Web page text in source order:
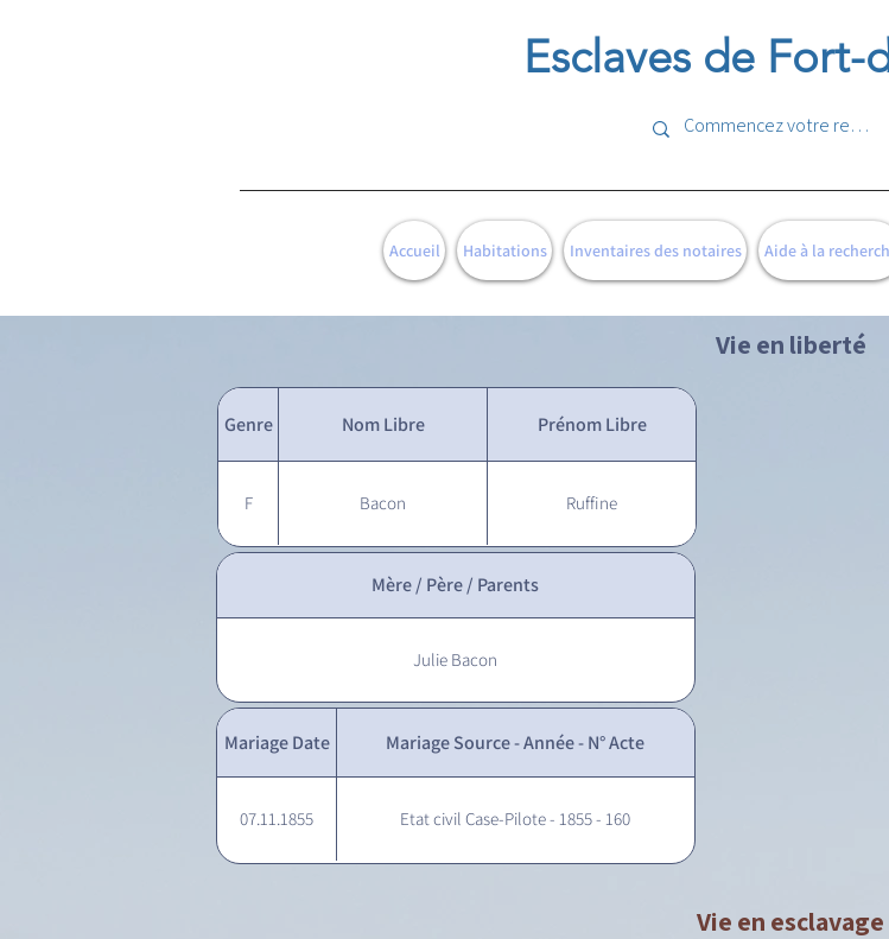
Esclaves de Fort-
Accueil Habitations Inventaires des notaires Aide à la
Vie en liberté
Genre Nom Libre Prénom Libre
F Bacon Ruffine
Mère / Père / Parents
Julie Bacon
Mariage Date Mariage Source - Année - N° Acte
07.11.1855 Etat civil Case-Pilote - 1855 - 160
Vie en esclavage